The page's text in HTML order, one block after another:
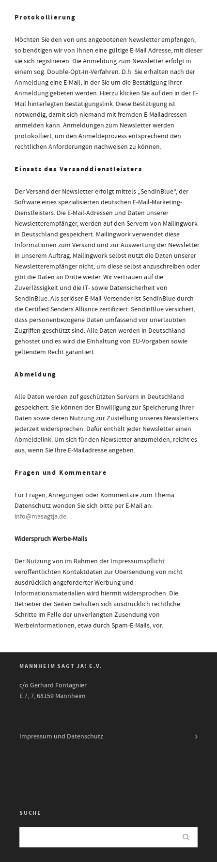
Protokollierung
Möchten Sie den von uns angebotenen Newsletter empfangen,
so benötigen wir von Ihnen eine gültige E-Mail Adresse, mit dieser
sie sich registrieren. Die Anmeldung zum Newsletter erfolgt in
einem sog. Double-Opt-In-Verfahren. D.h. Sie erhalten nach der
Anmeldung eine E-Mail, in der Sie um die Bestätigung Ihrer
Anmeldung gebeten werden. Hierzu klicken Sie auf den in der E-
Mail hinterlegten Bestätigungslink. Diese Bestätigung ist
notwendig, damit sich niemand mit fremden E-Mailadressen
anmelden kann. Anmeldungen zum Newsletter werden
protokolliert, um den Anmeldeprozess entsprechend den
rechtlichen Anforderungen nachweisen zu können.
Einsatz des Versanddienstleisters
Der Versand der Newsletter erfolgt mittels „SendinBlue“, der
Software eines spezialisierten deutschen E-Mail-Marketing-
Dienstleisters. Die E-Mail-Adressen und Daten unserer
Newsletterempfänger, werden auf den Servern von Mailingwork
in Deutschland gespeichert. Mailingwork verwendet diese
Informationen zum Versand und zur Auswertung der Newsletter
in unserem Auftrag. Mailingwork selbst nutzt die Daten unserer
Newsletterempfänger nicht, um diese selbst anzuschreiben oder
gibt die Daten an Dritte weiter. Wir vertrauen auf die
Zuverlässigkeit und die IT- sowie Datensicherheit von
SendinBlue. Als seriöser E-Mail-Versender istSendinBluedurch
die Certified Senders Alliance zertifiziert.SendinBlueversichert,
dass personenbezogene Daten umfassend vor unerlaubten
Zugriffen geschützt sind. Alle Daten werden in Deutschland
gehostet und es wird die Einhaltung von EU-Vorgaben sowie
geltendem Recht garantiert.
Abmeldung
Alle Daten werden auf geschützten Servern in Deutschland
gespeichert. Sie können der Einwilligung zur Speicherung Ihrer
Daten sowie deren Nutzung zur Zustellung unseres Newsletters
jederzeit widersprechen. Dafür enthält jeder Newsletter einen
Abmeldelink. Um sich für den Newsletter anzumelden, reicht es
aus, wenn Sie Ihre E-Mailadresse angeben.
Fragen und Kommentare
Für Fragen, Anregungen oder Kommentare zum Thema
Datenschutz wenden Sie sich bitte per E-Mail an:
info@masagtja.de.
Widerspruch Werbe-Mails
Der Nutzung von im Rahmen der Impressumspflicht
veröffentlichten Kontaktdaten zur Übersendung von nicht
ausdrücklich angeforderter Werbung und
Informationsmaterialien wird hiermit widersprochen. Die
Betreiber der Seiten behalten sich ausdrücklich rechtliche
Schritte im Falle der unverlangten Zusendung von
Werbeinformationen, etwa durch Spam-E-Mails, vor.
MANNHEIM SAGT JA! E.V.
c/o Gerhard Fontagnier
E 7, 7, 68159 Mannheim
Impressum und Datenschutz
SUCHE